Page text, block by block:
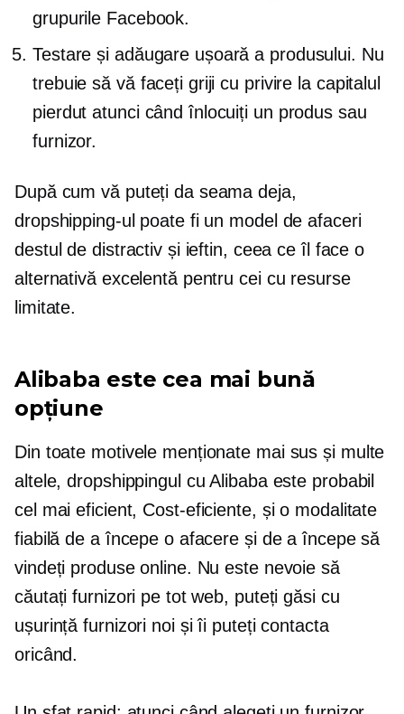
grupurile Facebook.
Testare și adăugare ușoară a produsului. Nu
trebuie să vă faceți griji cu privire la capitalul
pierdut atunci când înlocuiți un produs sau
furnizor.
După cum vă puteți da seama deja,
dropshipping-ul poate fi un model de afaceri
destul de distractiv și ieftin, ceea ce îl face o
alternativă excelentă pentru cei cu resurse
limitate.
Alibaba este cea mai bună
opțiune
Din toate motivele menționate mai sus și multe
altele, dropshippingul cu Alibaba este probabil
cel mai eficient, Cost-eficiente, și o modalitate
fiabilă de a începe o afacere și de a începe să
vindeți produse online. Nu este nevoie să
căutați furnizori pe tot web, puteți găsi cu
ușurință furnizori noi și îi puteți contacta
oricând.